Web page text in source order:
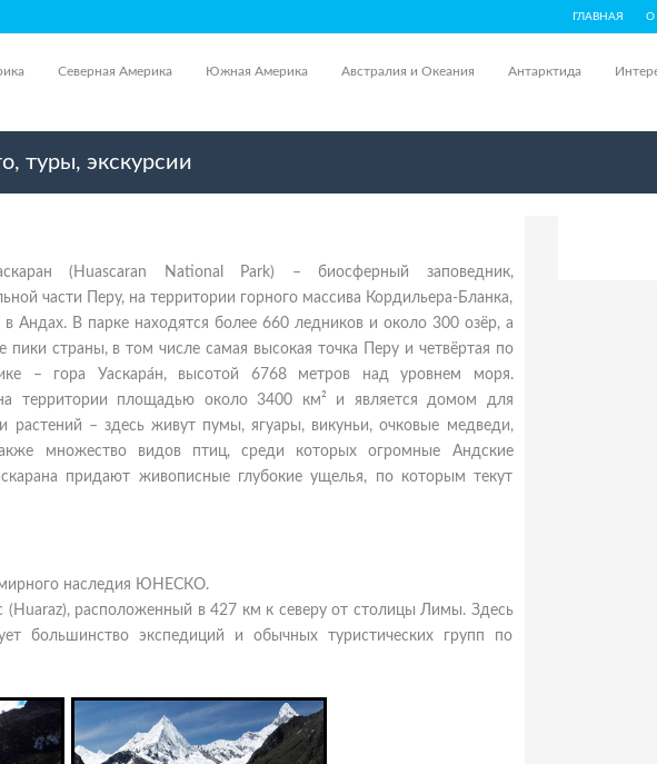
ГЛАВНАЯ О
Северная Америка Южная Америка Австралия и Океания Антарктида
туры, экскурсии
(Huascaran National Park) – биосферный заповедник,
части Перу, на территории горного массива Кордильера-Бланка,
Андах. В парке находятся более 660 ледников и около 300 озёр, а
страны, в том числе самая высокая точка Перу и четвёртая по
– гора Уаскара́н, высотой 6768 метров над уровнем моря.
на территории площадью около 3400 км² и является домом для
растений – здесь живут пумы, ягуары, викуньи, очковые медведи,
множество видов птиц, среди которых огромные Андские
придают живописные глубокие ущелья, по которым текут
наследия ЮНЕСКО.
расположенный в 427 км к северу от столицы Лимы. Здесь
большинство экспедиций и обычных туристических групп по